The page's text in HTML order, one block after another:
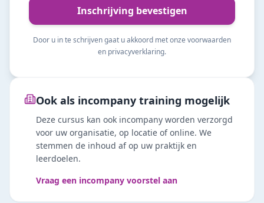
Inschrijving bevestigen
Door u in te schrijven gaat u akkoord met onze voorwaarden
en privacyverklaring.
Ook als incompany training mogelijk
Deze cursus kan ook incompany worden verzorgd
voor uw organisatie, op locatie of online. We
stemmen de inhoud af op uw praktijk en
leerdoelen.
Vraag een incompany voorstel aan